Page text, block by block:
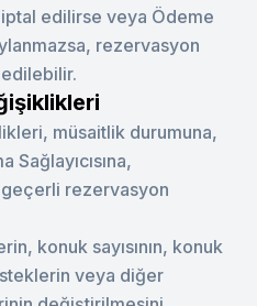
edilirse veya Ödeme
rezervasyon
müsaitlik durumuna,
Sağlayıcısına,
geçerli rezervasyon
konuk sayısının, konuk
veya diğer